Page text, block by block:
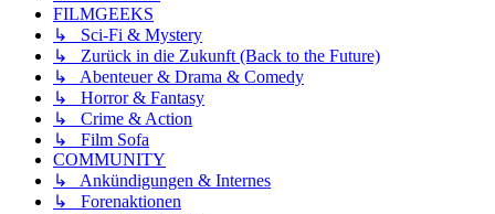
FILMGEEKS
↳ Sci-Fi & Mystery
↳ Zurück in die Zukunft (Back to the Future)
↳ Abenteuer & Drama & Comedy
↳ Horror & Fantasy
↳ Crime & Action
↳ Film Sofa
COMMUNITY
↳ Ankündigungen & Internes
↳ Forenaktionen